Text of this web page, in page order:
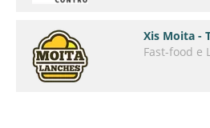
Xis Moita -
Fast-food e